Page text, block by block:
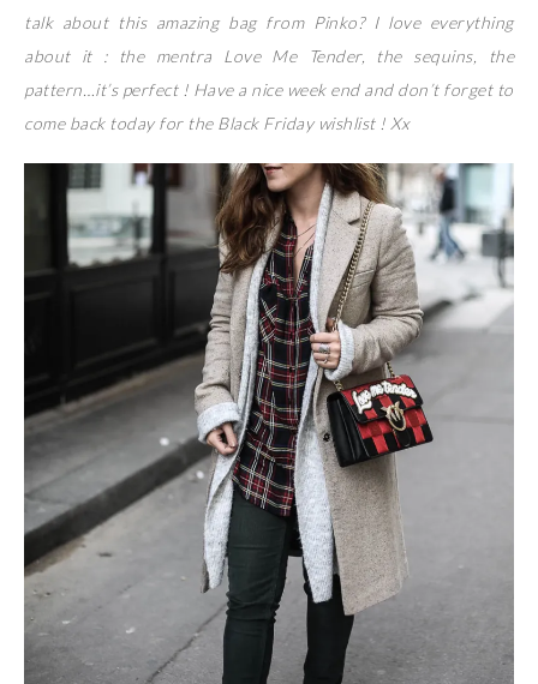
talk about this amazing bag from Pinko? I love everything
about it : the mentra Love Me Tender, the sequins, the
pattern…it’s perfect ! Have a nice week end and don’t forget to
come back today for the Black Friday wishlist ! Xx